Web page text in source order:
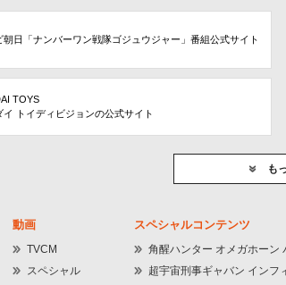
朝日「ナンバーワン戦隊ゴジュウジャー」番組公式サイト
TOYS
イ トイディビジョンの公式サイト
も
動画
TVCM
スペシャル
スペシャルコンテンツ
角醒ハンター オメガホーン
超宇宙刑事ギャバン インフ